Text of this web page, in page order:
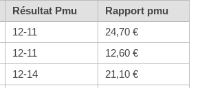
Résultat Pmu
Rapport pmu
12-11
24,70 €
12-11
12,60 €
12-14
21,10 €